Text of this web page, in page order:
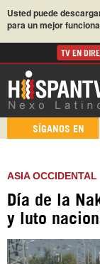
Usted puede
para un mejor
TV EN
SÍGANOS EN
ASIA OCCIDENTAL
Día de la
y luto